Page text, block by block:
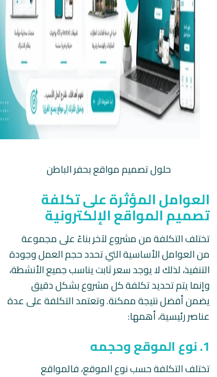
حلول تصميم مواقع بحفر الباطن
العوامل المؤثرة على تكلفة
تصميم المواقع الإلكترونية
تختلف التكلفة من مشروع لآخر بناءً على مجموعة
من العوامل الأساسية التي تحدد حجم العمل وجودة
التنفيذ، لذلك لا يوجد سعر ثابت يناسب جميع الأنشطة،
وإنما يتم تحديد تكلفة كل مشروع بشكل دقيق
يضمن أفضل نتيجة ممكنة. وتعتمد التكلفة على عدة
عناصر رئيسية، أهمها:
1. نوع الموقع وحجمه
تختلف التكلفة حسب نوع الموقع، فالمواقع